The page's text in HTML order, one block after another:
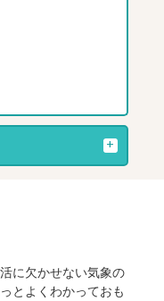
に欠かせない気象の
とよくわかっておも